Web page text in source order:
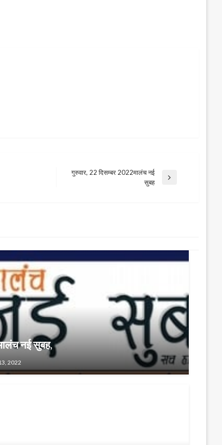
गुरुवार, 22 दिसम्बर 2022मालंच नई
सुबह
नई सुबह,
2022